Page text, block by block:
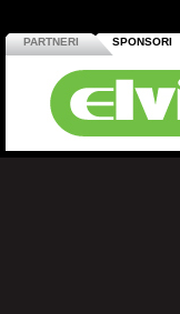
PARTNERI SPONSORI